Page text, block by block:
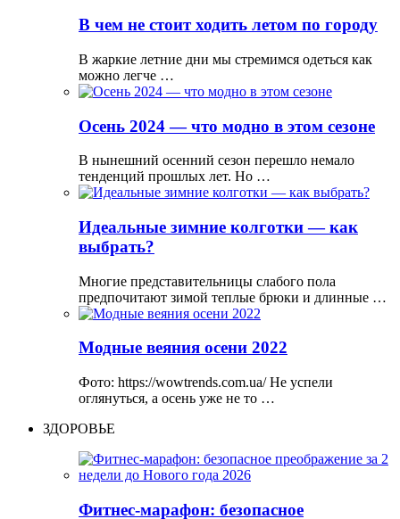
В чем не стоит ходить летом по городу
В жаркие летние дни мы стремимся одеться как
можно легче …
Осень 2024 — что модно в этом сезоне
В нынешний осенний сезон перешло немало
тенденций прошлых лет. Но …
Идеальные зимние колготки — как
выбрать?
Многие представительницы слабого пола
предпочитают зимой теплые брюки и длинные …
Модные веяния осени 2022
Фото: https://wowtrends.com.ua/ Не успели
оглянуться, а осень уже не то …
ЗДОРОВЬЕ
Фитнес-марафон: безопасное